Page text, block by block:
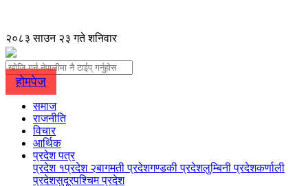
२०८३ साउन २३ गते शनिवार
होमपेज
समाज
राजनीति
विचार
आर्थिक
प्रदेश पत्र
प्रदेश १प्रदेश २बागमती प्रदेशगण्डकी प्रदेशलुम्बिनी प्रदेशकर्णाली
प्रदेशसुदूरपश्चिम प्रदेश